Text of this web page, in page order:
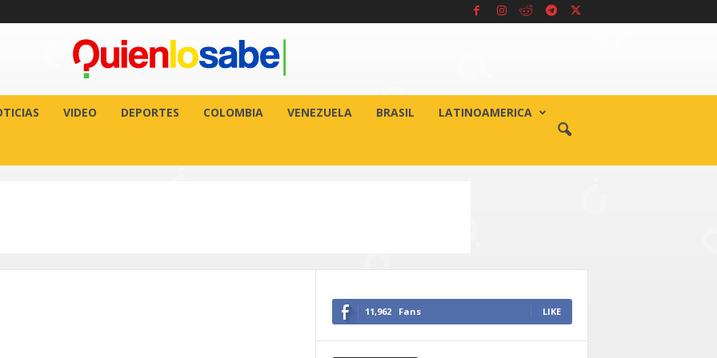
VIDEO DEPORTES COLOMBIA VENEZUELA BRASIL LATINOAMERICA
11,962 Fans LIKE